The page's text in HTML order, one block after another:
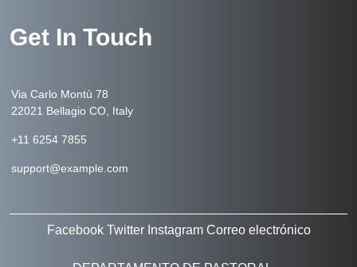
Get In Touch
Via Carlo Montù 78
22021 Bellagio CO, Italy
+11 6254 7855
support@example.com
Facebook Twitter Instagram Correo electrónico